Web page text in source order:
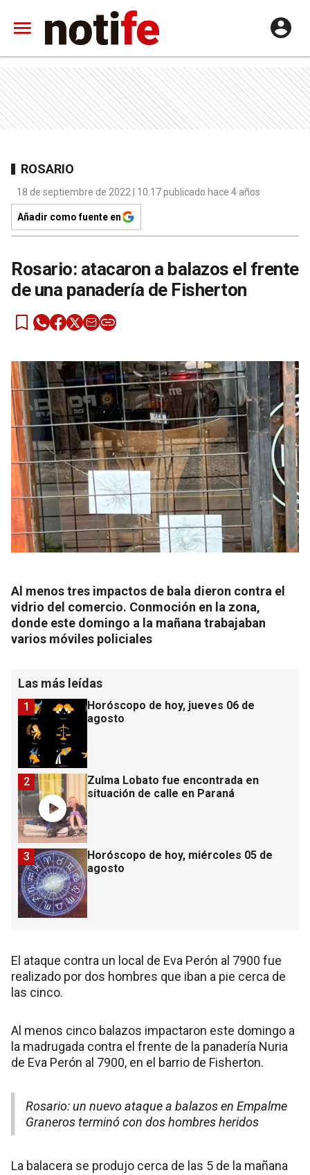
ROSARIO
18 de septiembre de 2022 | 10:17 publicado hace 4 años
Añadir como fuente en
Rosario: atacaron a balazos el frente
de una panadería de Fisherton
Al menos tres impactos de bala dieron contra el
vidrio del comercio. Conmoción en la zona,
donde este domingo a la mañana trabajaban
varios móviles policiales
Las más leídas
Horóscopo de hoy, jueves 06 de
agosto
1
Zulma Lobato fue encontrada en
situación de calle en Paraná
2
Horóscopo de hoy, miércoles 05 de
agosto
3
El ataque contra un local de Eva Perón al 7900 fue
realizado por dos hombres que iban a pie cerca de
las cinco.
Al menos cinco balazos impactaron este domingo a
la madrugada contra el frente de la panadería Nuria
de Eva Perón al 7900, en el barrio de Fisherton.
Rosario: un nuevo ataque a balazos en Empalme
Graneros terminó con dos hombres heridos
La balacera se produjo cerca de las 5 de la mañana